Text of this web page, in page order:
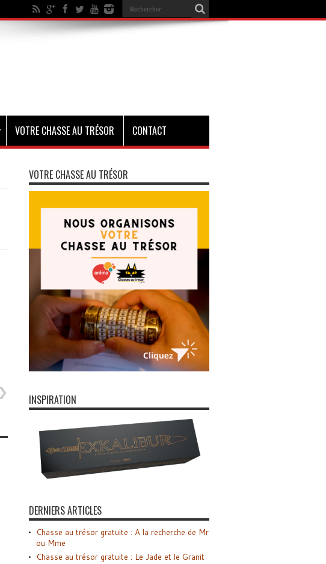
VOTRE CHASSE AU TRÉSOR CONTACT
VOTRE CHASSE AU TRÉSOR
INSPIRATION
DERNIERS ARTICLES
Chasse au trésor gratuite : A la recherche de Mr
ou Mme
Chasse au trésor gratuite : Le Jade et le Granit